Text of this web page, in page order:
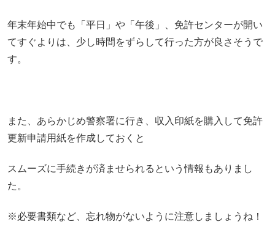
年末年始中でも「平日」や「午後」、免許センターが開い
てすぐよりは、少し時間をずらして行った方が良さそうで
す。
また、あらかじめ警察署に行き、収入印紙を購入して免許
更新申請用紙を作成しておくと
スムーズに手続きが済ませられるという情報もありまし
た。
※必要書類など、忘れ物がないように注意しましょうね！